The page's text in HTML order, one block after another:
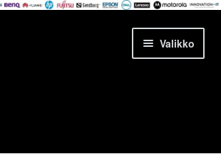
Valikko